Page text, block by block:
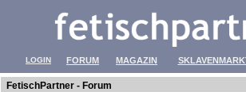
LOGIN FORUM MAGAZIN
FetischPartner - Forum